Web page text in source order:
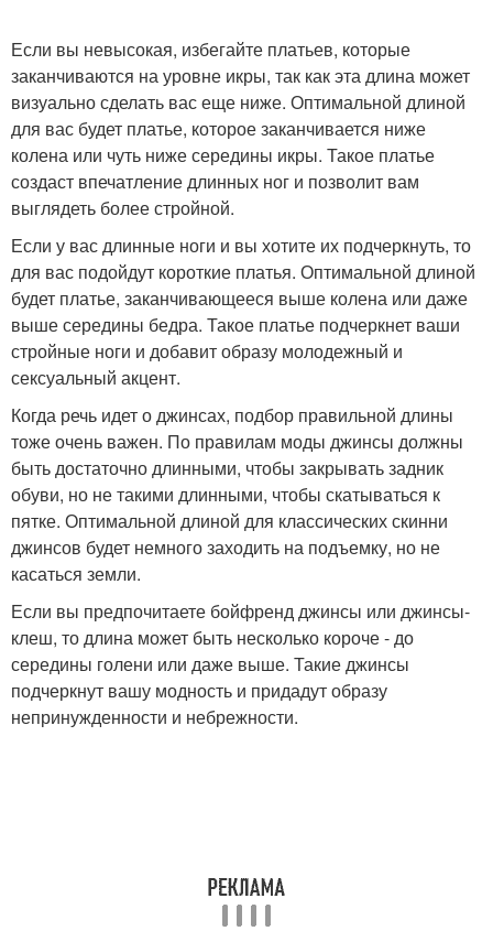
Если вы невысокая, избегайте платьев, которые
заканчиваются на уровне икры, так как эта длина может
визуально сделать вас еще ниже. Оптимальной длиной
для вас будет платье, которое заканчивается ниже
колена или чуть ниже середины икры. Такое платье
создаст впечатление длинных ног и позволит вам
выглядеть более стройной.
Если у вас длинные ноги и вы хотите их подчеркнуть, то
для вас подойдут короткие платья. Оптимальной длиной
будет платье, заканчивающееся выше колена или даже
выше середины бедра. Такое платье подчеркнет ваши
стройные ноги и добавит образу молодежный и
сексуальный акцент.
Когда речь идет о джинсах, подбор правильной длины
тоже очень важен. По правилам моды джинсы должны
быть достаточно длинными, чтобы закрывать задник
обуви, но не такими длинными, чтобы скатываться к
пятке. Оптимальной длиной для классических скинни
джинсов будет немного заходить на подъемку, но не
касаться земли.
Если вы предпочитаете бойфренд джинсы или джинсы-
клеш, то длина может быть несколько короче - до
середины голени или даже выше. Такие джинсы
подчеркнут вашу модность и придадут образу
непринужденности и небрежности.